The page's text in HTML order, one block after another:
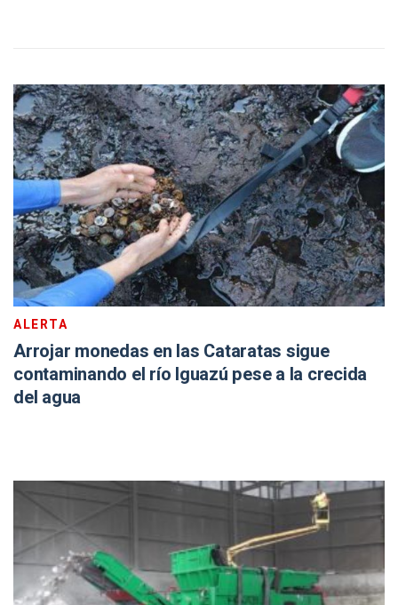
ALERTA
Arrojar monedas en las Cataratas sigue
contaminando el río Iguazú pese a la crecida
del agua